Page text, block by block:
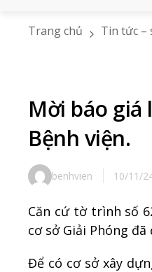
Trang chủ Tin tức –
Mời báo
Bệnh viện.
benhvien 10/11/
Căn cứ tờ trình số
cơ sở Giải Phóng
Để có cơ sở xây